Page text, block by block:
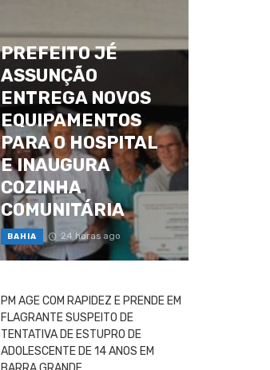
PREFEITO JÉ
ASSUNÇÃO
ENTREGA NOVOS
EQUIPAMENTOS
PARA O HOSPITAL
E INAUGURA
COZINHA
COMUNITÁRIA
BAHIA 24 horas ago
PM AGE COM RAPIDEZ E PRENDE EM
FLAGRANTE SUSPEITO DE
TENTATIVA DE ESTUPRO DE
ADOLESCENTE DE 14 ANOS EM